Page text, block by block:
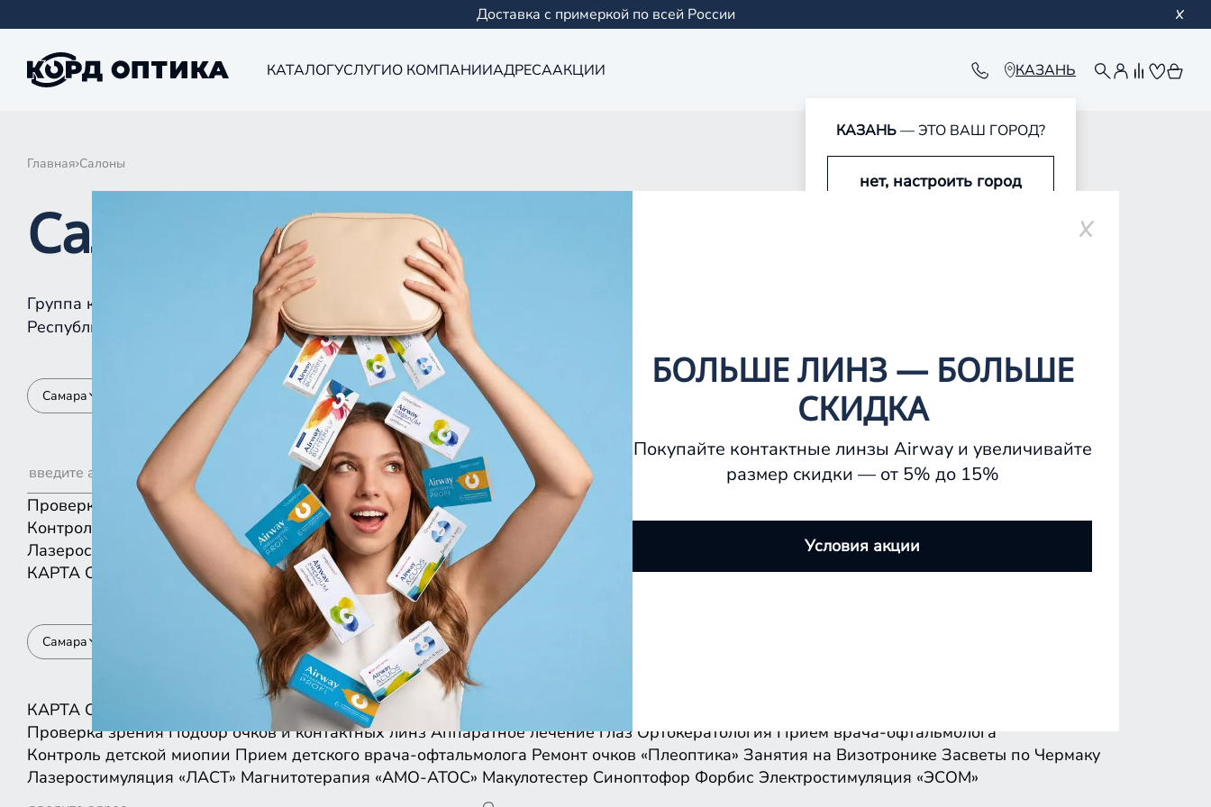
Доставка с примеркой по всей России
КАТАЛОГУСЛУГИО КОМПАНИИАДРЕСААКЦИИ КАЗАНЬ
КАЗАНЬ— ЭТО ВАШ ГОРОД?
нет, настроить город
Главная Салоны
Салоны КОРД Оптика в Самаре
Группа компаний «Корд Оптика» - это более 100 салонов в Казани и
Республике Татарстан, Самаре, Уфе, Рыбинске.
Самара
Проверка зрения Подбор очков и контактных линз Аппаратное лечение глаз
Контроль детской миопии
Прием детского врача-офтальмолога Ремонт очков «Плеоптика» Занятия на Визотронике Засветы по Чермаку
Лазеростимуляция «ЛАСТ»
Магнитотерапия «АМО-АТОС» Макулотестер
Электростимуляция «ЭСОМ»
КАРТА СПИСКОМ
Самара
КАРТА СПИСКОМ
Проверка зрения Подбор очков и контактных линз Аппаратное лечение глаз Ортокератология Прием врача-офтальмолога
Контроль детской миопии Прием детского врача-офтальмолога Ремонт очков «Плеоптика» Занятия на Визотронике Засветы по Чермаку
Лазеростимуляция «ЛАСТ» Магнитотерапия «АМО-АТОС» Макулотестер Синоптофор Форбис Электростимуляция «ЭСОМ»
БОЛЬШЕ ЛИНЗ — БОЛЬШЕ
СКИДКА
Покупайте контактные линзы Airway и увеличивайте
размер скидки — от 5% до 15%
Условия акции